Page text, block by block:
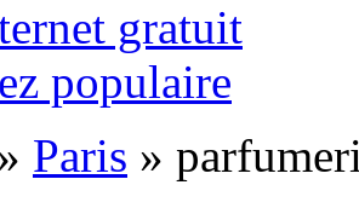
gratuit
populaire
Paris »